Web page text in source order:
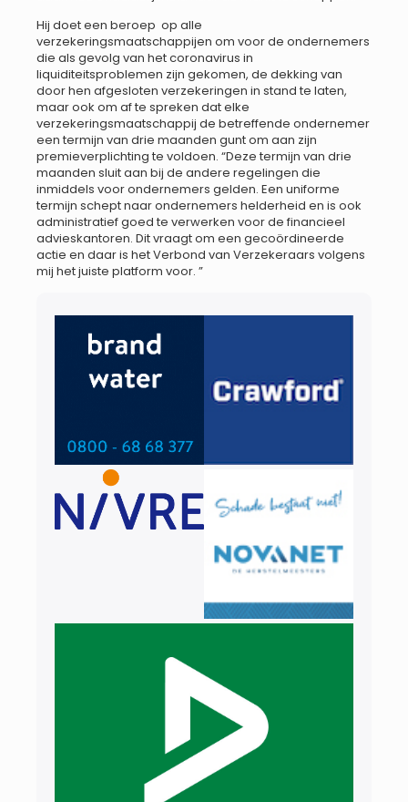
Hij doet een beroep op alle
verzekeringsmaatschappijen om voor de ondernemers
die als gevolg van het coronavirus in
liquiditeitsproblemen zijn gekomen, de dekking van
door hen afgesloten verzekeringen in stand te laten,
maar ook om af te spreken dat elke
verzekeringsmaatschappij de betreffende ondernemer
een termijn van drie maanden gunt om aan zijn
premieverplichting te voldoen. “Deze termijn van drie
maanden sluit aan bij de andere regelingen die
inmiddels voor ondernemers gelden. Een uniforme
termijn schept naar ondernemers helderheid en is ook
administratief goed te verwerken voor de financieel
advieskantoren. Dit vraagt om een gecoördineerde
actie en daar is het Verbond van Verzekeraars volgens
mij het juiste platform voor. ”